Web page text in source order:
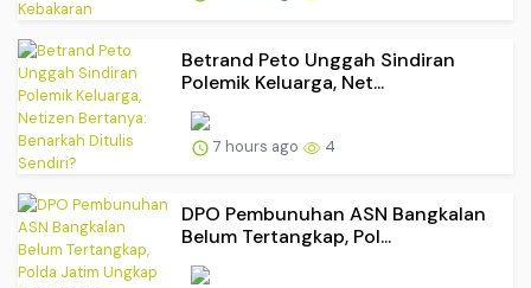
Betrand Peto Unggah Sindiran
Polemik Keluarga, Net...
7 hours ago 4
DPO Pembunuhan ASN Bangkalan
Belum Tertangkap, Pol...